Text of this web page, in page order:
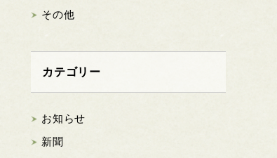
その他
カテゴリー
お知らせ
新聞